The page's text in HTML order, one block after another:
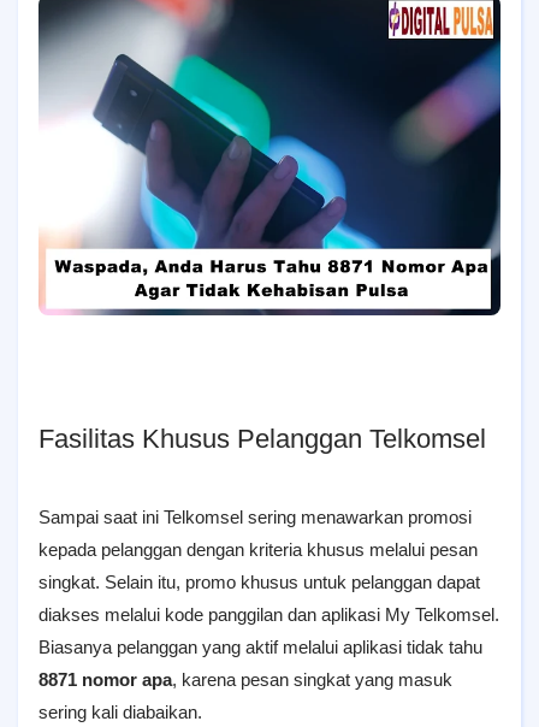
Fasilitas Khusus Pelanggan Telkomsel
Sampai saat ini Telkomsel sering menawarkan promosi
kepada pelanggan dengan kriteria khusus melalui pesan
singkat. Selain itu, promo khusus untuk pelanggan dapat
diakses melalui kode panggilan dan aplikasi My Telkomsel.
Biasanya pelanggan yang aktif melalui aplikasi tidak tahu
8871 nomor apa, karena pesan singkat yang masuk
sering kali diabaikan.